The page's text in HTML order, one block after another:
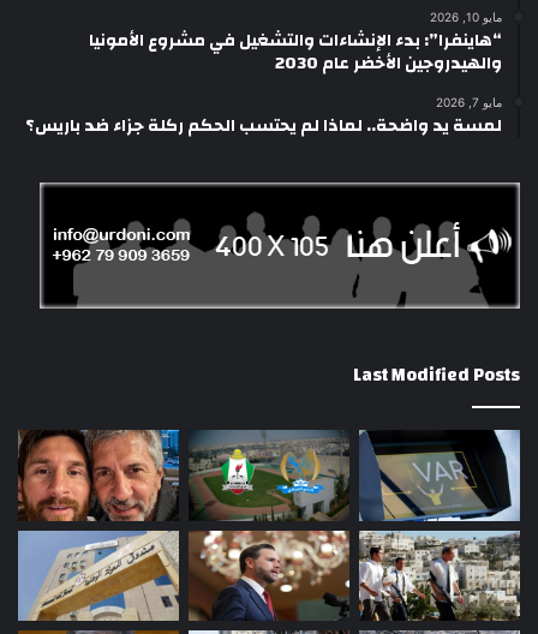
مايو 10, 2026
“هاينفرا”: بدء الإنشاءات والتشغيل في مشروع الأمونيا
والهيدروجين الأخضر عام 2030
مايو 7, 2026
لمسة يد واضحة.. لماذا لم يحتسب الحكم ركلة جزاء ضد باريس؟
Last Modified Posts